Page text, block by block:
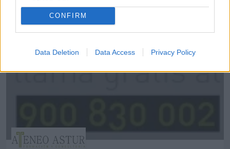
CONFIRM
Data Deletion Data Access Privacy Policy